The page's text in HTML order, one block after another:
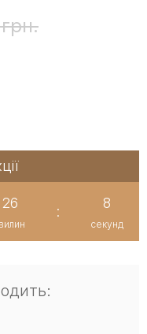
26
:
8
секунд